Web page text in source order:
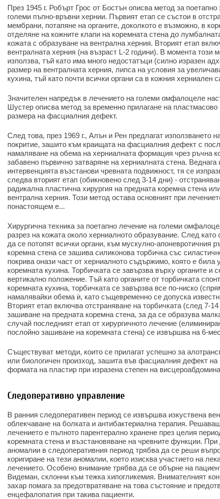
През 1945 г. Робърт Грос от Бостън описва метод за поетапно
големи пъпно-връвни хернии. Първият етап се състои в
мембрани, потапяне на органите, доколкото е възможно, в
отделяне на кожните клапи на коремната стена до
кожата с образуване на вентрална херния. Вторият етап
вентралната херния (на възраст L-2 години). В момента този
използва, тъй като има много недостатъци (силно изразен
размер на вентралната херния, липса на условия за
кухина, тъй като почти всички органи са в кожния херниален
Значителен напредък в лечението на големи омфалоцеле
Шустер описва метод за временно прилагане на
размера на фасциалния дефект.
След това, през 1969 г., Алън и Рен предлагат използването
покритие, зашито към краищата на фасциалния дефект с
намаляване на обема на херниалната формация чрез ръчна
забавено първично затваряне на херниалната стена.
интервенцията възстанови чревната подвижност, тя се
следва вторият етап (обикновено след 3-14 дни) -
радикална пластична хирургия на предната коремна стена
вентрална херния. Този метод остава основният при
понастоящем е...
Хирургична техника за поетапно лечение на големи
разрез на кожата около херниалното образувание. След
да се потопят всички органи, към мускулно-апоневротичния
коремна стена се зашива силиконова торбичка със
покрива онази част от херниалното съдържимо, която е била
коремната кухина. Торбичката се завързва върху органите и
вертикално положение. Тъй като органите от торбичката
коремната кухина, торбичката се завързва все по-ниско
намалявайки обема ѝ, като същевременно се допуска
Вторият етап включва отстраняване на торбичката (след 7-
зашиване на предната коремна стена, за да се образува
случай последният етап от хирургичното лечение
послойно зашиване на коремната стена) се извършва на 6-
Съществуват методи, които се прилагат успешно за
или биологичен произход, зашита във фасциалния дефект на
формата на пластир при изразена степен на
Следоперативно управление
В ранния следоперативен период се извършва изкуствена
облекчаване на болката и антибактериална терапия.
лечението е пълното парентерално хранене през целия
коремната стена и възстановяване на чревните функции.
аномалии в следоперативния период трябва да се реши
коригиране на тези аномалии, което изисква участието на
лечението. Особено внимание трябва да се обърне на
Видеман, склонни към тежка хипогликемия. Внимателният
захар помага за предотвратяване на това състояние и
енцефалопатия при такива пациенти.